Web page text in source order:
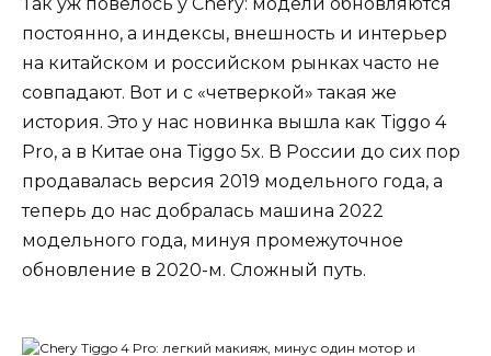
Так уж повелось у Chery: модели обновляются
постоянно, а индексы, внешность и интерьер
на китайском и российском рынках часто не
совпадают. Вот и с «четверкой» такая же
история. Это у нас новинка вышла как Tiggo 4
Pro, а в Китае она Tiggo 5x. В России до сих пор
продавалась версия 2019 модельного года, а
теперь до нас добралась машина 2022
модельного года, минуя промежуточное
обновление в 2020-м. Сложный путь.